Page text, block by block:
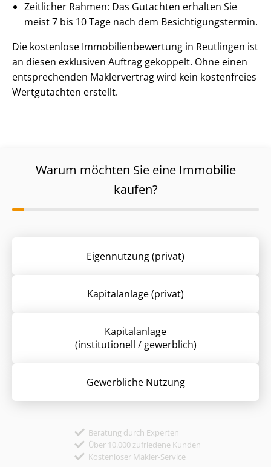
Zeitlicher Rahmen: Das Gutachten erhalten Sie
meist 7 bis 10 Tage nach dem Be­sich­ti­gungs­ter­min.
Die kostenlose Im­mo­bi­li­en­be­wer­tung in Reutlingen ist
an diesen exklusiven Auftrag gekoppelt. Ohne einen
entsprechenden Maklervertrag wird kein kostenfreies
Wertgutachten erstellt.
Warum möchten Sie eine Immobilie
kaufen?
Eigennutzung (privat)
Kapitalanlage (privat)
Kapitalanlage
(institutionell / gewerblich)
Gewerbliche Nutzung
Beratung durch Experten
Über 10.000 zufriedene Kunden
Kostenloser Makler-Service